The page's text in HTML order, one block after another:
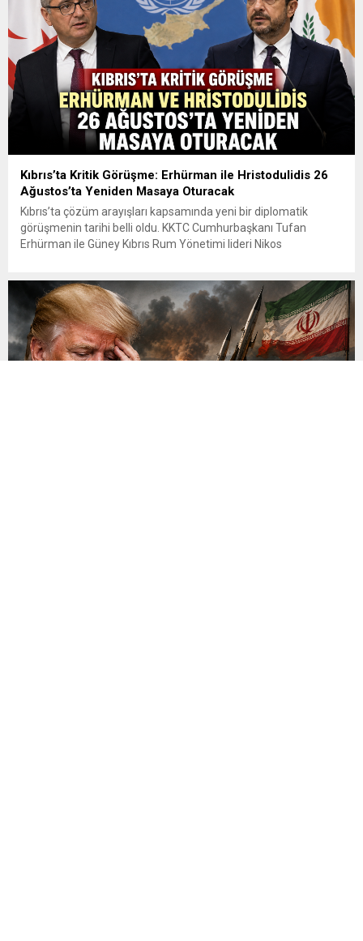
Kıbrıs’ta Kritik Görüşme: Erhürman ile Hristodulidis 26
Ağustos’ta Yeniden Masaya Oturacak
Kıbrıs’ta çözüm arayışları kapsamında yeni bir diplomatik
görüşmenin tarihi belli oldu. KKTC Cumhurbaşkanı Tufan
Erhürman ile Güney Kıbrıs Rum Yönetimi lideri Nikos
saat 16.00’da yapılması planlanıyor. Yeni görüşme, BM Genel
Sekreteri António Guterres’in temmuz ayının sonunda...